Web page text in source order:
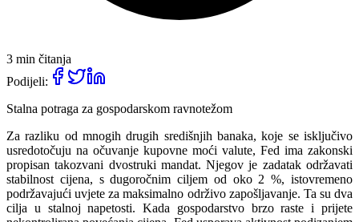
3 min čitanja
Podijeli:
Stalna potraga za gospodarskom ravnotežom
Za razliku od mnogih drugih središnjih banaka, koje se isključivo
usredotočuju na očuvanje kupovne moći valute, Fed ima zakonski
propisan takozvani dvostruki mandat. Njegov je zadatak održavati
stabilnost cijena, s dugoročnim ciljem od oko 2 %, istovremeno
podržavajući uvjete za maksimalno održivo zapošljavanje. Ta su dva
cilja u stalnoj napetosti. Kada gospodarstvo brzo raste i prijete